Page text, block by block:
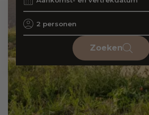
2 personen
Zoeken